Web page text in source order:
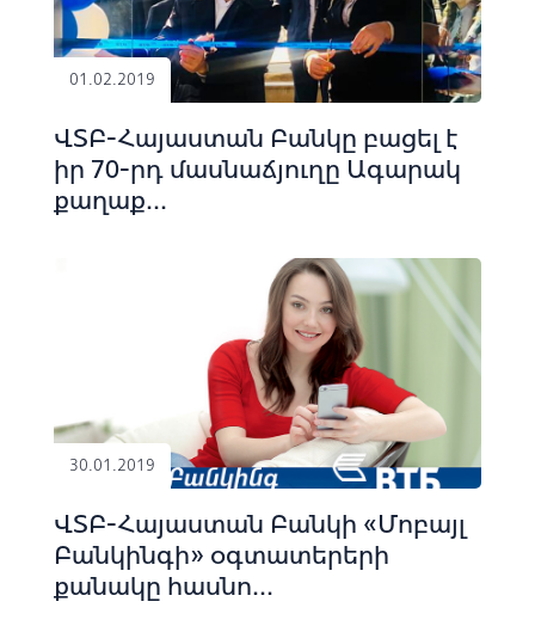
01.02.2019
ՎՏԲ-Հայաստան Բանկը բացել է
իր 70-րդ մասնաճյուղը Ագարակ
քաղաք...
30.01.2019
ՎՏԲ-Հայաստան Բանկի «Մոբայլ
Բանկինգի» օգտատերերի
քանակը հասնո...